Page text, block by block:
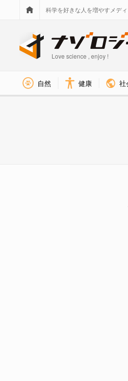
科学を好きな人を増やすメデ
Love science , enjoy !
自然 健康 社